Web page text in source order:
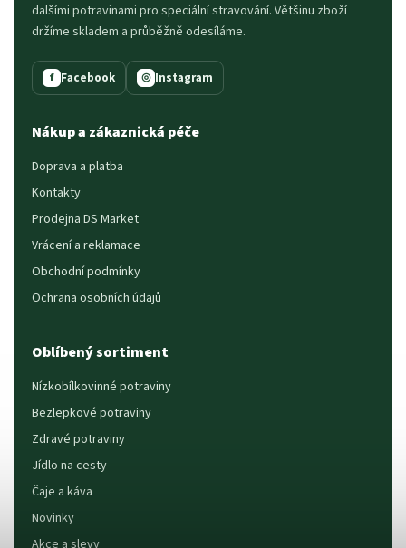
dalšími potravinami pro speciální stravování. Většinu zboží
držíme skladem a průběžně odesíláme.
f Facebook ◎ Instagram
Nákup a zákaznická péče
Doprava a platba
Kontakty
Prodejna DS Market
Vrácení a reklamace
Obchodní podmínky
Ochrana osobních údajů
Oblíbený sortiment
Nízkobílkovinné potraviny
Bezlepkové potraviny
Zdravé potraviny
Jídlo na cesty
Čaje a káva
Novinky
Akce a slevy